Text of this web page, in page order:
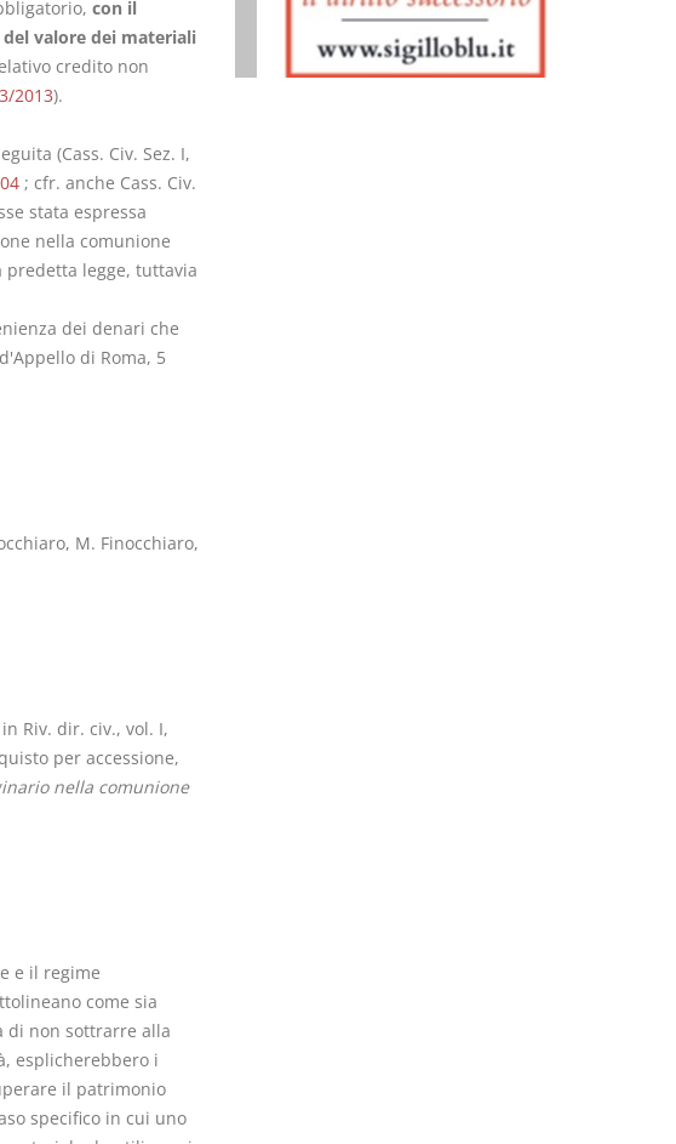
con il
valore dei materiali
credito non
2013).
(Cass. Civ. Sez. I,
; cfr. anche Cass. Civ.
stata espressa
nella comunione
legge, tuttavia
dei denari che
di Roma, 5
M. Finocchiaro,
Riv. dir. civ., vol. I,
per accessione,
nella comunione
e il regime
come sia
di non sottrarre alla
esplicherebbero i
il patrimonio
specifico in cui uno